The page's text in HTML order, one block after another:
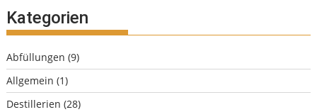
Kategorien
Abfüllungen (9)
Allgemein (1)
Destillerien (28)